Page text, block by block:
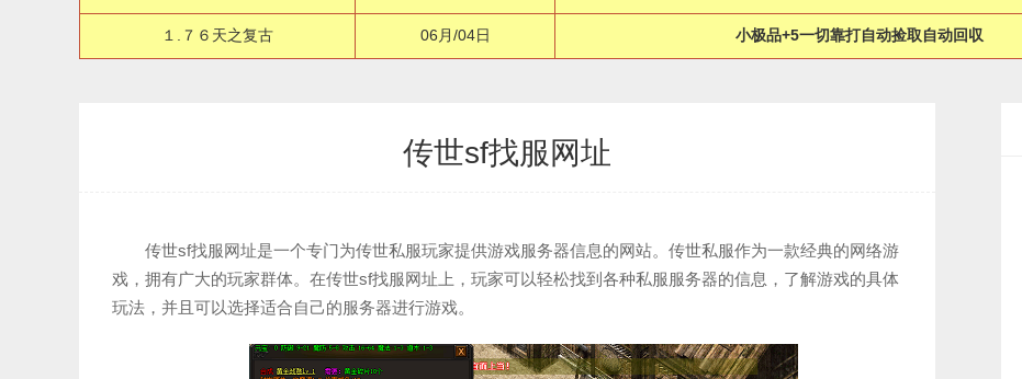
１.７６天之复古 06月/04日 小极品+5一切靠打自动捡取自动回収
传世sf找服网址
传世sf找服网址是一个专门为传世私服玩家提供游戏服务器信息的网站。传世私服作为一款经典的网络游
戏，拥有广大的玩家群体。在传世sf找服网址上，玩家可以轻松找到各种私服服务器的信息，了解游戏的具体
玩法，并且可以选择适合自己的服务器进行游戏。